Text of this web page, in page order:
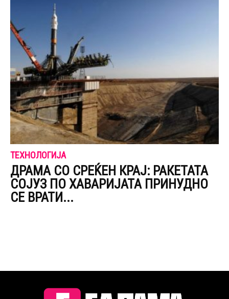
ТЕХНОЛОГИЈА
ДРАМА СО СРЕЌЕН КРАЈ: РАКЕТАТА
СОЈУЗ ПО ХАВАРИЈАТА ПРИНУДНО
СЕ ВРАТИ...